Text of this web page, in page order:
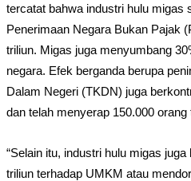
tercatat bahwa industri hulu migas
Penerimaan Negara Bukan Pajak
triliun. Migas juga menyumbang
negara. Efek berganda berupa
Dalam Negeri (TKDN) juga
dan telah menyerap 150.000 orang
“Selain itu, industri hulu migas
triliun terhadap UMKM atau